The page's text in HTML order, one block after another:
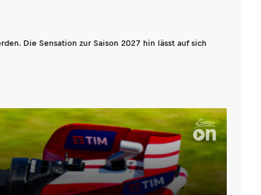
Die Sensation zur Saison 2027 hin lässt auf sich